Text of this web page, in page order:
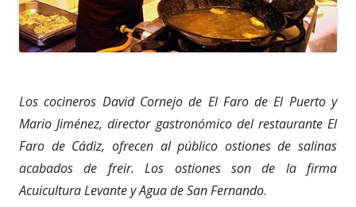
Los cocineros David Cornejo de El Faro de El Puerto y
Mario Jiménez, director gastronómico del restaurante El
Faro de Cádiz, ofrecen al público ostiones de salinas
acabados de freir. Los ostiones son de la firma
Acuicultura Levante y Agua de San Fernando.